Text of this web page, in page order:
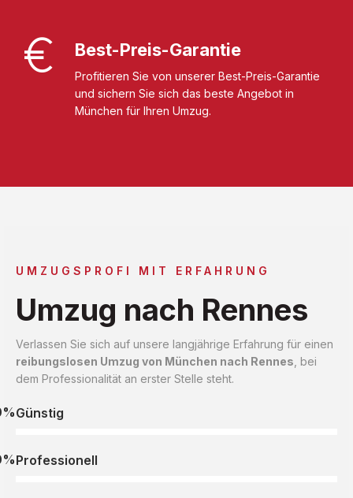
Best-Preis-Garantie
Profitieren Sie von unserer Best-Preis-Garantie
und sichern Sie sich das beste Angebot in
München für Ihren Umzug.
UMZUGSPROFI MIT ERFAHRUNG
Umzug nach Rennes
Verlassen Sie sich auf unsere langjährige Erfahrung für einen
reibungslosen Umzug von München nach Rennes , bei
dem Professionalität an erster Stelle steht.
Günstig
Professionell